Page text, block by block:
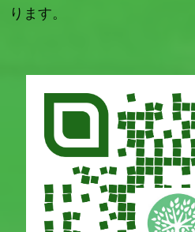
ります。